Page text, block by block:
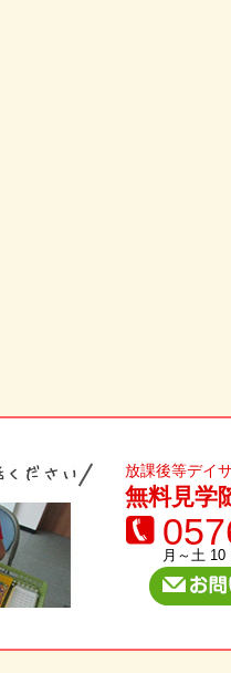
放課後等デイ
無料見学
月～土 10